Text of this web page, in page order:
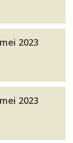
2023
2023